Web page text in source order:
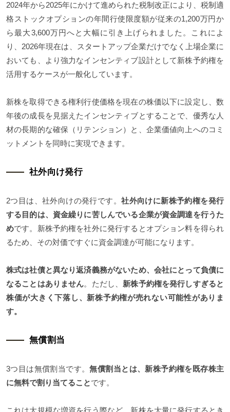
2024年から2025年にかけて進められた税制改正により、税制適
格ストックオプションの年間行使限度額が従来の1,200万円か
ら最大3,600万円へと大幅に引き上げられました。これによ
り、2026年現在は、スタートアップ企業だけでなく上場企業に
おいても、より強力なインセンティブ設計として新株予約権を
活用するケースが一般化しています。
新株を取得できる権利行使価格を現在の株価以下に設定し、数
年後の成長を見据えたインセンティブとすることで、優秀な人
材の長期的な確保（リテンション）と、企業価値向上へのコミ
ットメントを同時に実現できます。
社外向け発行
2つ目は、社外向けの発行です。社外向けに新株予約権を発行
する目的は、資金繰りに苦しんでいる企業が資金調達を行うた
めです。新株予約権を社外に発行するとオプション料を得られ
るため、その対価ですぐに資金調達が可能になります。
株式は社債と異なり返済義務がないため、会社にとって負債に
なることはありません。ただし、 新株予約権を発行しすぎると
株価が大きく下落し、新株予約権が売れない可能性がありま
す。
無償割当
3つ目は無償割当です。無償割当とは、新株予約権を既存株主
に無料で割り当てることです。